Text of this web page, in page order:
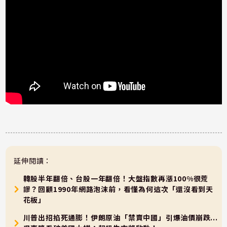
延伸閱讀：
韓股半年翻倍、台股一年翻倍！大盤指數再漲100%很荒
謬？回顧1990年網路泡沫前，看懂為何這次「還沒看到天
花板」
川普出招掐死通膨！伊朗原油「禁賣中國」引爆油價崩跌...